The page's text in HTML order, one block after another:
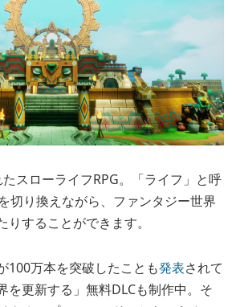
スローライフRPG。「ライフ」と呼
切り換えながら、ファンタジー世界
することができます。
100万本を突破したことも発表されて
を更新する」無料DLCも制作中。そ